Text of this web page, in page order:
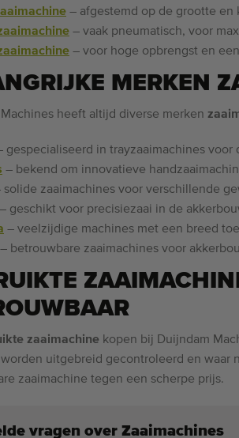
– afgestemd op de grootte en
– vaak pneumatisch, voor
– voor hoge opbrengst en
MERKEN
heeft altijd diverse merken
gespecialiseerd in trayzaaimachines voor
– bekend om innovatieve
solide zaaimachines voor verschillende
– geschikt voor precisiezaai in de
– veelzijdige machines met een breed
– betrouwbare zaaimachines voor
zaaimachine kopen bij Duijndam
uitgebreid gecontroleerd en waar
zaaimachine tegen een scherpe prijs.
vragen over Zaaimachines